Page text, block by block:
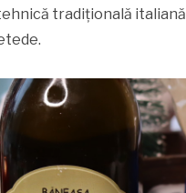
tradițională